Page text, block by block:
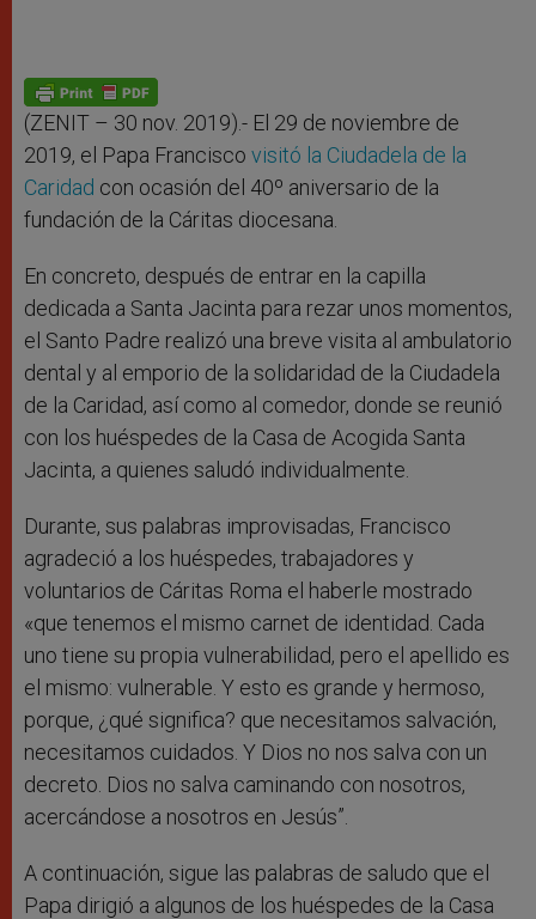
(ZENIT – 30 nov. 2019).- El 29 de noviembre de
2019, el Papa Francisco visitó la Ciudadela de la
Caridad con ocasión del 40º aniversario de la
fundación de la Cáritas diocesana.
En concreto, después de entrar en la capilla
dedicada a Santa Jacinta para rezar unos momentos,
el Santo Padre realizó una breve visita al ambulatorio
dental y al emporio de la solidaridad de la Ciudadela
de la Caridad, así como al comedor, donde se reunió
con los huéspedes de la Casa de Acogida Santa
Jacinta, a quienes saludó individualmente.
Durante, sus palabras improvisadas, Francisco
agradeció a los huéspedes, trabajadores y
voluntarios de Cáritas Roma el haberle mostrado
«que tenemos el mismo carnet de identidad. Cada
uno tiene su propia vulnerabilidad, pero el apellido es
el mismo: vulnerable. Y esto es grande y hermoso,
porque, ¿qué significa? que necesitamos salvación,
necesitamos cuidados. Y Dios no nos salva con un
decreto. Dios no salva caminando con nosotros,
acercándose a nosotros en Jesús”.
A continuación, sigue las palabras de saludo que el
Papa dirigió a algunos de los huéspedes de la Casa